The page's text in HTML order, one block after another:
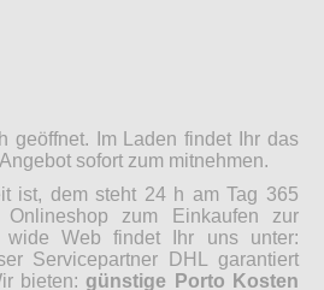
geöffnet. Im Laden findet Ihr das
sofort zum mitnehmen.
ist, dem steht 24 h am Tag 365
Onlineshop zum Einkaufen zur
wide Web findet Ihr uns unter:
Servicepartner DHL garantiert
bieten:günstige Porto Kosten